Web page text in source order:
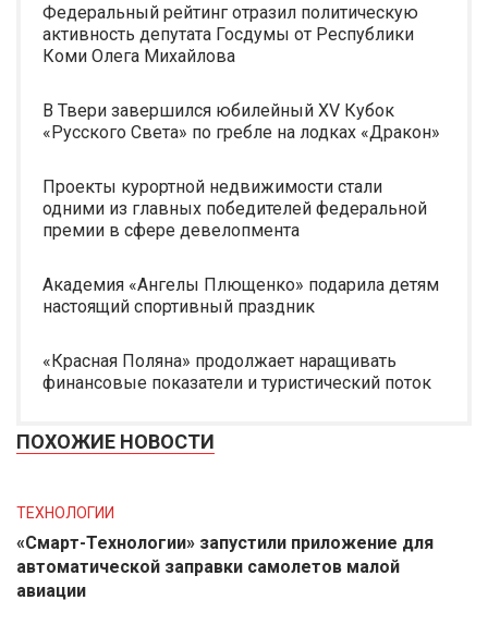
Федеральный рейтинг отразил политическую
активность депутата Госдумы от Республики
Коми Олега Михайлова
В Твери завершился юбилейный XV Кубок
«Русского Света» по гребле на лодках «Дракон»
Проекты курортной недвижимости стали
одними из главных победителей федеральной
премии в сфере девелопмента
Академия «Ангелы Плющенко» подарила детям
настоящий спортивный праздник
«Красная Поляна» продолжает наращивать
финансовые показатели и туристический поток
ПОХОЖИЕ НОВОСТИ
ТЕХНОЛОГИИ
«Смарт-Технологии» запустили приложение для
автоматической заправки самолетов малой
авиации